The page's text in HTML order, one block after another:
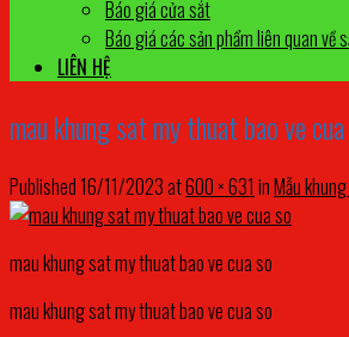
Báo giá cửa sắt
Báo giá các sản phẩm liên quan về
LIÊN HỆ
mau khung sat my thuat bao ve
Published16/11/2023at600 × 631 inMẫu
mau khung sat my thuat bao ve cua so
mau khung sat my thuat bao ve cua so